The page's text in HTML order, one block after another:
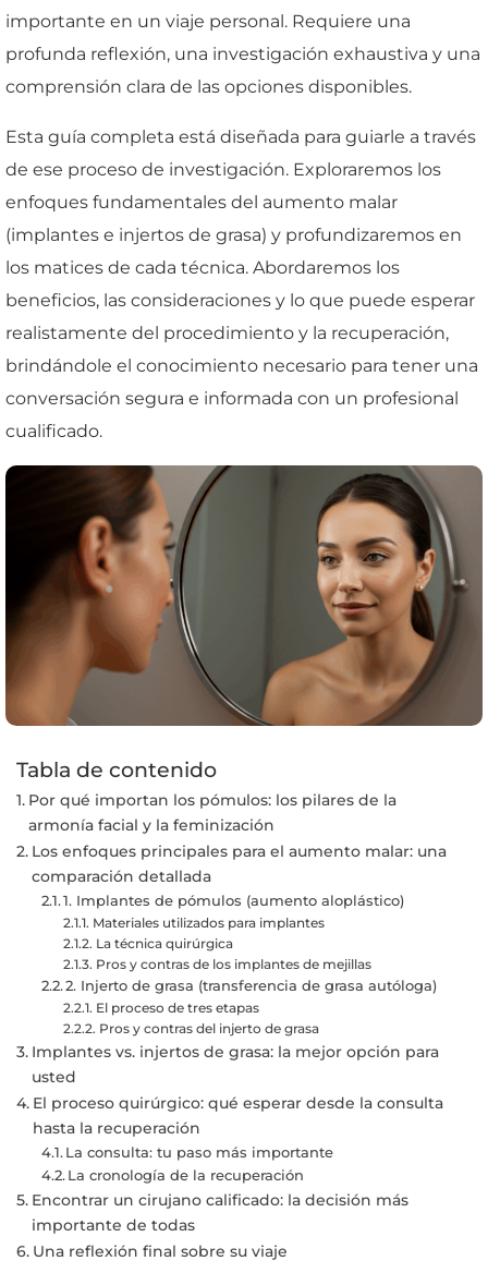
importante en un viaje personal. Requiere una
profunda reflexión, una investigación exhaustiva y una
comprensión clara de las opciones disponibles.
Esta guía completa está diseñada para guiarle a través
de ese proceso de investigación. Exploraremos los
enfoques fundamentales del aumento malar
(implantes e injertos de grasa) y profundizaremos en
los matices de cada técnica. Abordaremos los
beneficios, las consideraciones y lo que puede esperar
realistamente del procedimiento y la recuperación,
brindándole el conocimiento necesario para tener una
conversación segura e informada con un profesional
cualificado.
Tabla de contenido
Por qué importan los pómulos: los pilares de la
armonía facial y la feminización
Los enfoques principales para el aumento malar: una
comparación detallada
1. Implantes de pómulos (aumento aloplástico)
Materiales utilizados para implantes
La técnica quirúrgica
Pros y contras de los implantes de mejillas
2. Injerto de grasa (transferencia de grasa autóloga)
El proceso de tres etapas
Pros y contras del injerto de grasa
Implantes vs. injertos de grasa: la mejor opción para
usted
El proceso quirúrgico: qué esperar desde la consulta
hasta la recuperación
La consulta: tu paso más importante
La cronología de la recuperación
Encontrar un cirujano calificado: la decisión más
importante de todas
Una reflexión final sobre su viaje